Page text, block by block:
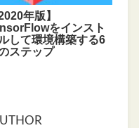
2020年版】
をインスト
して環境構築する6
ステップ